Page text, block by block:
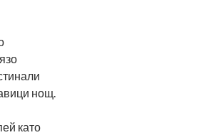
нощ.
като